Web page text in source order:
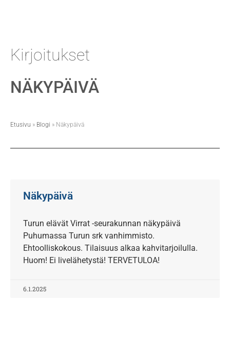
Kirjoitukset
NÄKYPÄIVÄ
Etusivu » Blogi » Näkypäivä
Näkypäivä
Turun elävät Virrat -seurakunnan näkypäivä
Puhumassa Turun srk vanhimmisto.
Ehtoolliskokous. Tilaisuus alkaa kahvitarjoilulla.
Huom! Ei livelähetystä! TERVETULOA!
6.1.2025